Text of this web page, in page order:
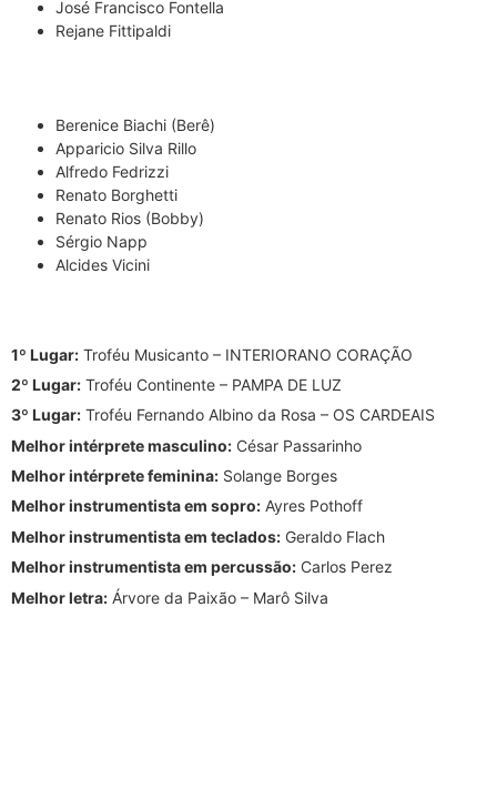
José Francisco Fontella
Rejane Fittipaldi
Berenice Biachi (Berê)
Apparicio Silva Rillo
Alfredo Fedrizzi
Renato Borghetti
Renato Rios (Bobby)
Sérgio Napp
Alcides Vicini
1º Lugar: Troféu Musicanto – INTERIORANO CORAÇÃO
2º Lugar: Troféu Continente – PAMPA DE LUZ
3º Lugar: Troféu Fernando Albino da Rosa – OS CARDEAIS
Melhor intérprete masculino: César Passarinho
Melhor intérprete feminina: Solange Borges
Melhor instrumentista em sopro: Ayres Pothoff
Melhor instrumentista em teclados: Geraldo Flach
Melhor instrumentista em percussão: Carlos Perez
Melhor letra: Árvore da Paixão – Marô Silva